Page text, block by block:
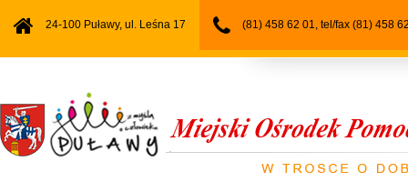
24-100 Puławy, ul. Leśna 17 (81) 458 62 01, tel/fax (81) 458